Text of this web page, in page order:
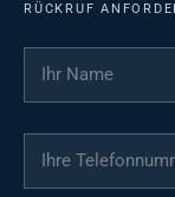
RÜCKRUF
Ihr Name
Ihre